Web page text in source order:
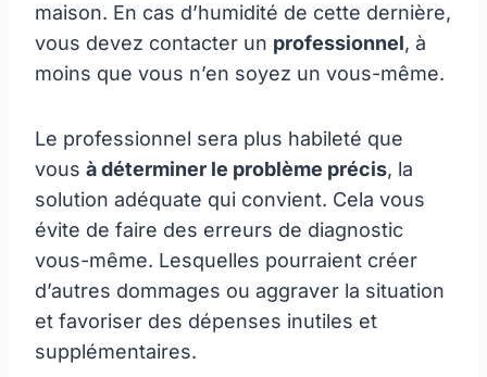
maison. En cas d’humidité de cette dernière,
vous devez contacter un professionnel, à
moins que vous n’en soyez un vous-même.
Le professionnel sera plus habileté que
vous à déterminer le problème précis, la
solution adéquate qui convient. Cela vous
évite de faire des erreurs de diagnostic
vous-même. Lesquelles pourraient créer
d’autres dommages ou aggraver la situation
et favoriser des dépenses inutiles et
supplémentaires.